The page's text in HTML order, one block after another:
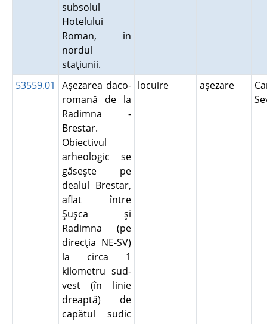
subsolul
Hotelului
Roman, în
nordul
staţiunii.
53559.01
Aşezarea daco-
romană de la
Radimna -
Brestar.
Obiectivul
arheologic se
găseşte pe
dealul Brestar,
aflat între
Şuşca şi
Radimna (pe
direcţia NE-SV)
la circa 1
kilometru sud-
vest (în linie
dreaptă) de
capătul sudic
locuire aşezare